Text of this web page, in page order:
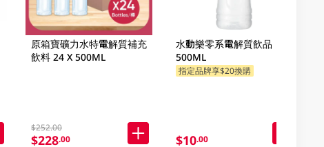
原箱寶礦力水特電解質補充
飲料 24 X 500ML
$252.00
$228.00
水動樂零系電解質飲品
500ML
指定品牌享$20換購
$10.00